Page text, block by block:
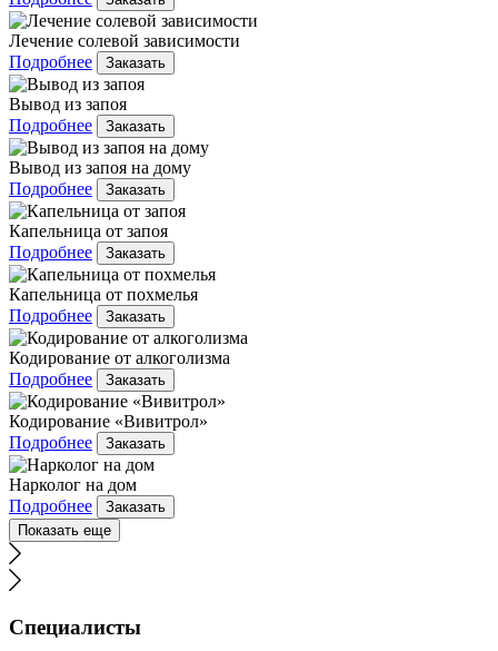
Лечение солевой зависимости
Подробнее
Заказать
Вывод из запоя
Подробнее
Заказать
Вывод из запоя на дому
Подробнее
Заказать
Капельница от запоя
Подробнее
Заказать
Капельница от похмелья
Подробнее
Заказать
Кодирование от алкоголизма
Подробнее
Заказать
Кодирование «Вивитрол»
Подробнее
Заказать
Нарколог на дом
Подробнее
Заказать
Показать еще
Специалисты